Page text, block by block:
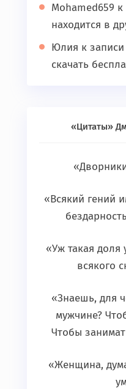
Mohamed659 к
находится в
Юлия к записи
скачать
«Цитаты»
«Всякий гений
«Уж такая
всякого
«Знаешь, для
мужчине?
Чтобы
«Женщина,